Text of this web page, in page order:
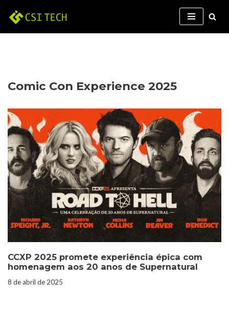
Comic Con Experience 2025
CCXP 2025 promete experiência épica com
homenagem aos 20 anos de Supernatural
8 de abril de 2025